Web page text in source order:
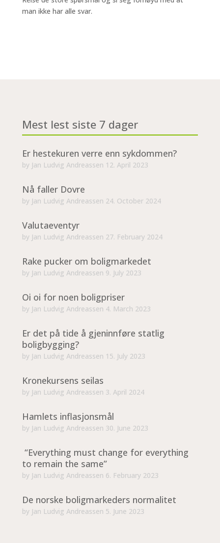
man ikke har alle svar.
Mest lest siste 7 dager
Er hestekuren verre enn sykdommen?
by Jan Ludvig Andreassen 12. April 2023
Nå faller Dovre
by Jan Ludvig Andreassen 24. October 2024
Valutaeventyr
by Jan Ludvig Andreassen 27. February 2024
Rake pucker om boligmarkedet
by Jan Ludvig Andreassen 9. July 2023
Oi oi for noen boligpriser
by Jan Ludvig Andreassen 4. March 2023
Er det på tide å gjeninnføre statlig
boligbygging?
by Jan Ludvig Andreassen 15. July 2023
Kronekursens seilas
by Jan Ludvig Andreassen 3. April 2024
Hamlets inflasjonsmål
by Jan Ludvig Andreassen 30. June 2023
“Everything must change for everything
to remain the same”
by Jan Ludvig Andreassen 6. February 2023
De norske boligmarkeders normalitet
by Jan Ludvig Andreassen 5. June 2023